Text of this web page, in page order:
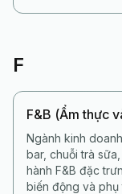
F
F&B (Ẩm thực
Ngành kinh
bar, chuỗi trà
hành F&B đặc
biến động và